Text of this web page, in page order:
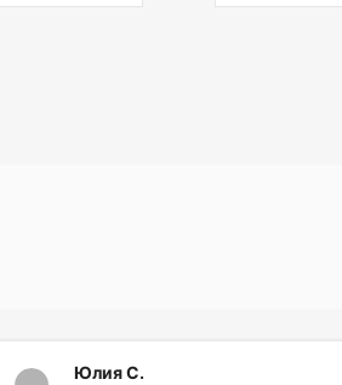
Юлия С.